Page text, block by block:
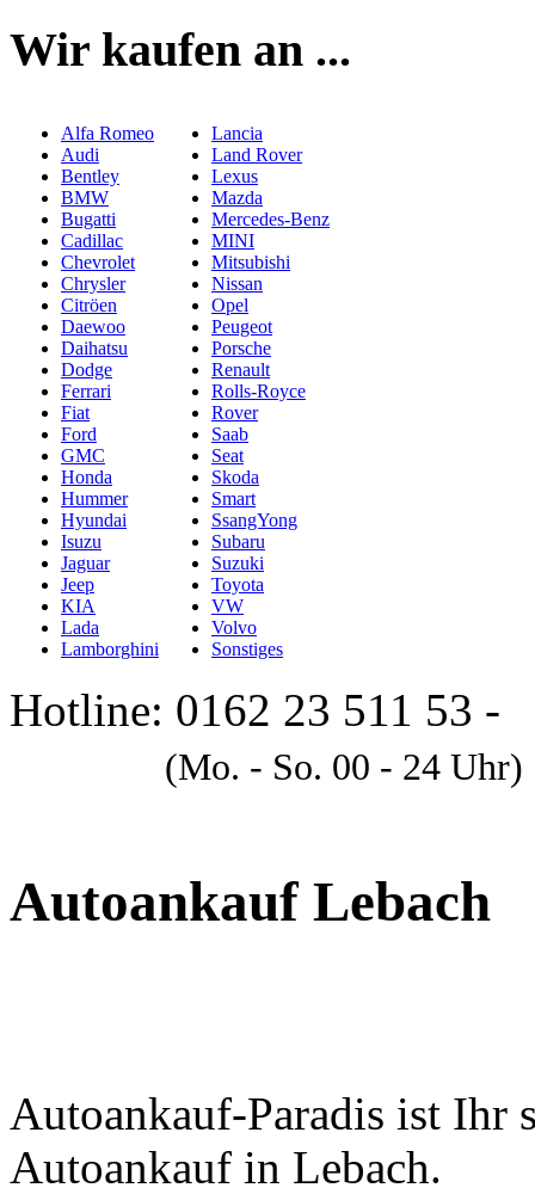
Wir kaufen an ...
Alfa Romeo
Audi
Bentley
BMW
Bugatti
Cadillac
Chevrolet
Chrysler
Citröen
Daewoo
Daihatsu
Dodge
Ferrari
Fiat
Ford
GMC
Honda
Hummer
Hyundai
Isuzu
Jaguar
Jeep
KIA
Lada
Lamborghini
Lancia
Land Rover
Lexus
Mazda
Mercedes-Benz
MINI
Mitsubishi
Nissan
Opel
Peugeot
Porsche
Renault
Rolls-Royce
Rover
Saab
Seat
Skoda
Smart
SsangYong
Subaru
Suzuki
Toyota
VW
Volvo
Sonstiges
Hotline: 0162 23 511 53 -
(Mo. - So. 00 - 24 Uhr)
Autoankauf Lebach
Autoankauf-Paradis ist Ihr
Autoankauf in Lebach.